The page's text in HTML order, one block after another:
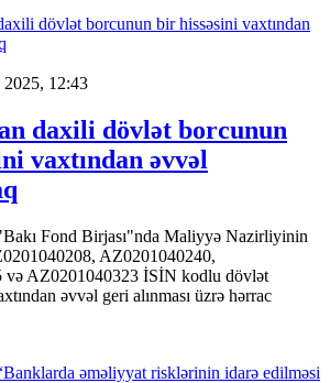
2025, 12:43
daxili dövlət borcunun
vaxtından əvvəl
Fond Birjası"nda Maliyyə Nazirliyinin
AZ0201040240,
və AZ0201040323 İSİN kodlu dövlət
əvvəl geri alınması üzrə hərrac